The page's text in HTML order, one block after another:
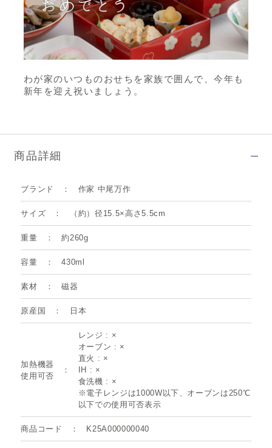
わが家のいつものおせちを家族で囲んで、今年も
新年を迎え祝いましょう。
商品詳細
ブランド 作家 中尾万作
サイズ （約）径15.5×高さ5.5cm
重量 約260g
容量 430ml
素材 磁器
原産国 日本
加熱機器
使用可否
レンジ : ×
オーブン : ×
直火 : ×
IH : ×
食洗機 : ×
※電子レンジは1000W以下、オーブンは250℃
以下での使用可否表示
商品コード K25A000000040